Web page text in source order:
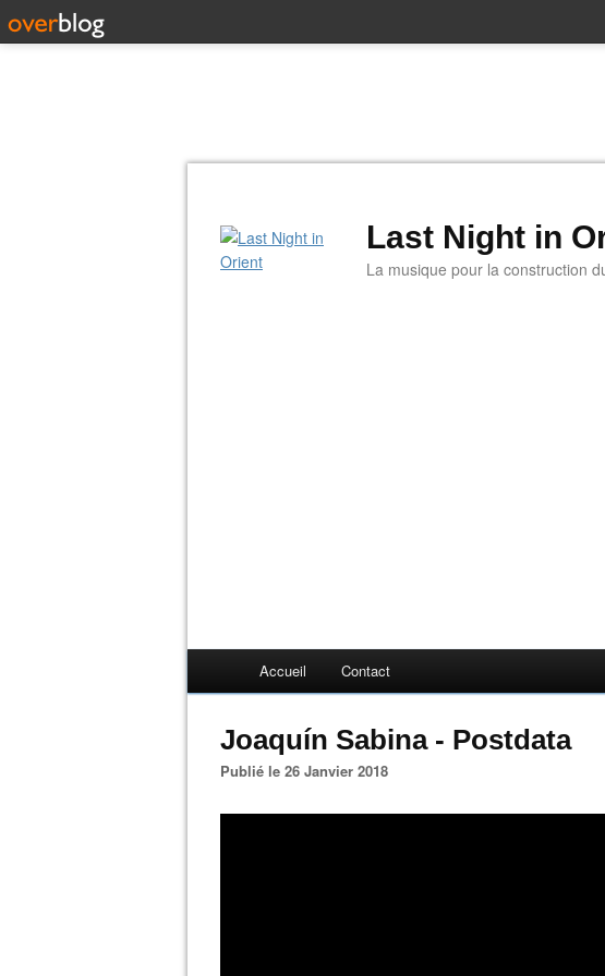
Last Night in
La musique pour la construction
Accueil Contact
Joaquín Sabina - Postdata
Publié le 26 Janvier 2018